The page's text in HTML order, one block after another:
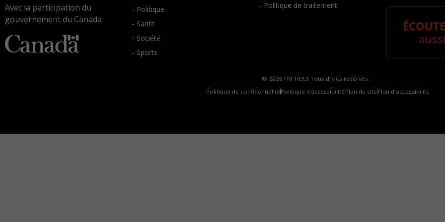
Avec la participation du
gouvernement du Canada
- Politique
- Santé
- Société
- Sports
- Politique de traitement
© 2026 FM 103,3 Tous droits réservés.
Politique de confidentialité Politique d’accessibilité Plan du site Plan d'accessibilite